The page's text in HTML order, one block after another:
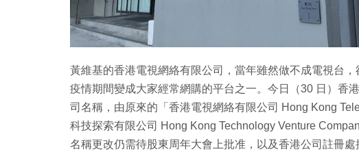
黃維基的香港電視網絡有限公司，當年雖然做不成電視台
疫情期間變成大家經常網購的平台之一。今日（30 日）香
司名稱，由原來的「香港電視網絡有限公司 Hong Kong
科技探索有限公司 Hong Kong Technology Venture
名稱更改仍需待股東周年大會上批准，以及香港公司註冊處